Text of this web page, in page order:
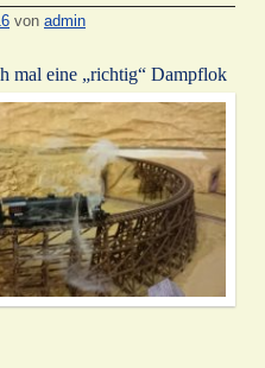
von admin
mal eine „richtig“ Dampflok